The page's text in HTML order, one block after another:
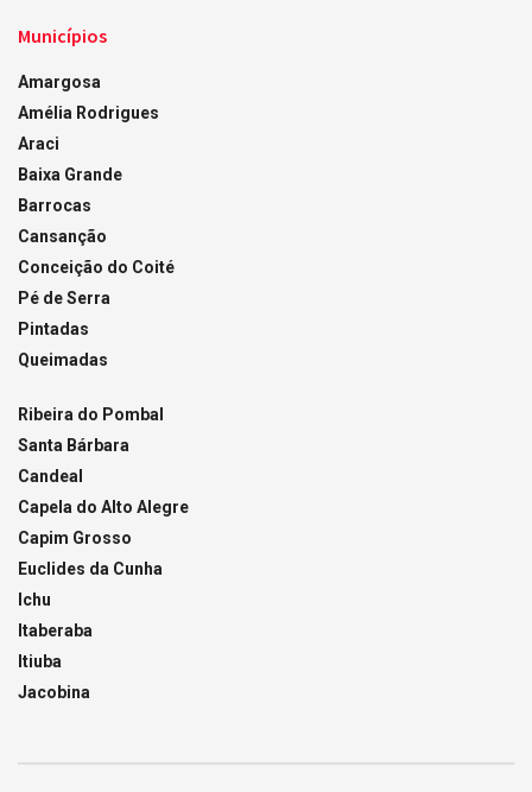
Municípios
Amargosa
Amélia Rodrigues
Araci
Baixa Grande
Barrocas
Cansanção
Conceição do Coité
Pé de Serra
Pintadas
Queimadas
Ribeira do Pombal
Santa Bárbara
Candeal
Capela do Alto Alegre
Capim Grosso
Euclides da Cunha
Ichu
Itaberaba
Itiuba
Jacobina